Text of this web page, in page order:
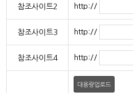
참조사이트2 http://
참조사이트3 http://
참조사이트4 http://
대용량업로드